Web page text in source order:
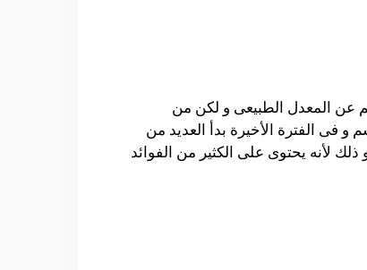
عن المعدل الطبيعى و لكن من
فى الفترة الأخيرة بدأ العديد من
لأنه يحتوى على الكثير من الفوائد